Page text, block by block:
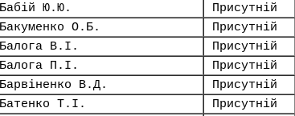
Бабій Ю.Ю.
Присутній
Бакуменко О.Б.
Присутній
Балога В.І.
Присутній
Балога П.І.
Присутній
Барвіненко В.Д.
Присутній
Батенко Т.І.
Присутній